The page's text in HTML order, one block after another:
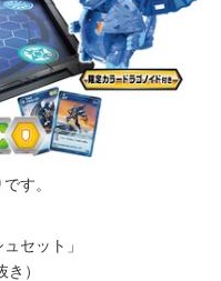
す。
セット」
）